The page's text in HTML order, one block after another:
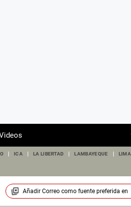
ICA LA LIBERTAD LAMBAYEQUE LIMA
Añadir Correocomo fuente preferida en